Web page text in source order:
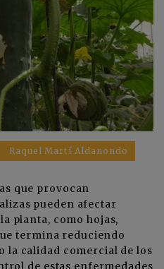
Raquel Martí Aldanondo
que provocan
pueden afectar
planta, como hojas,
termina reduciendo
la calidad comercial de los
de estas enfermedades